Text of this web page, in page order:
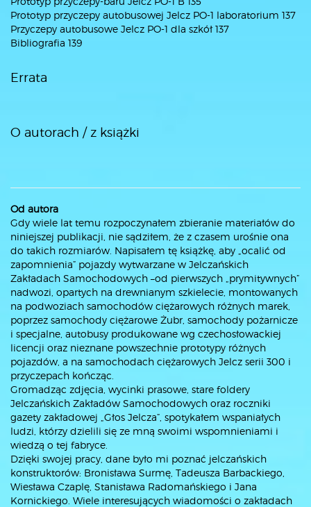
Prototyp przyczepy autobusowej Jelcz PO-1 laboratorium 137
Przyczepy autobusowe Jelcz PO-1 dla szkół 137
Bibliografia 139
Errata
O autorach / z książki
Od autora
Gdy wiele lat temu rozpoczynałem zbieranie materiałów do
niniejszej publikacji, nie sądziłem, że z czasem urośnie ona
do takich rozmiarów. Napisałem tę książkę, aby „ocalić od
zapomnienia” pojazdy wytwarzane w Jelczańskich
Zakładach Samochodowych –od pierwszych „prymitywnych”
nadwozi, opartych na drewnianym szkielecie, montowanych
na podwoziach samochodów ciężarowych różnych marek,
poprzez samochody ciężarowe Żubr, samochody pożarnicze
i specjalne, autobusy produkowane wg czechosłowackiej
licencji oraz nieznane powszechnie prototypy różnych
pojazdów, a na samochodach ciężarowych Jelcz serii 300 i
przyczepach kończąc.
Gromadząc zdjęcia, wycinki prasowe, stare foldery
Jelczańskich Zakładów Samochodowych oraz roczniki
gazety zakładowej „Głos Jelcza”, spotykałem wspaniałych
ludzi, którzy dzielili się ze mną swoimi wspomnieniami i
wiedzą o tej fabryce.
Dzięki swojej pracy, dane było mi poznać jelczańskich
konstruktorów: Bronisława Surmę, Tadeusza Barbackiego,
Wiesława Czaplę, Stanisława Radomańskiego i Jana
Kornickiego. Wiele interesujących wiadomości o zakładach